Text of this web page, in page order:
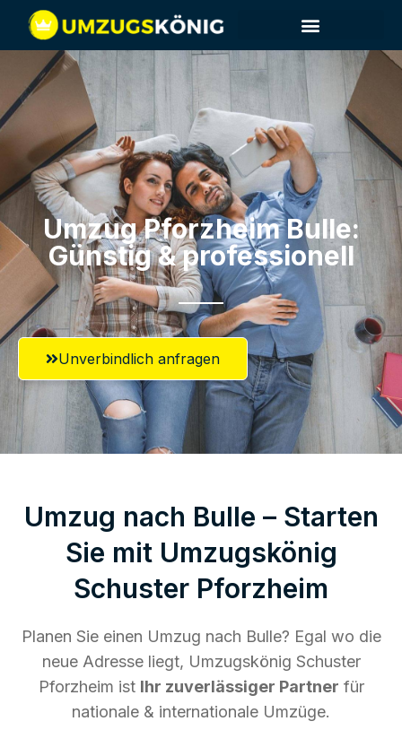
Umzug Pforzheim​ Bulle:
Günstig & professionell​
Unverbindlich anfragen
Umzug nach Bulle – Starten
Sie mit Umzugskönig
Schuster Pforzheim
Planen Sie einen Umzug nach Bulle? Egal wo die
neue Adresse liegt, Umzugskönig Schuster
Pforzheim ist Ihr zuverlässiger Partner für
nationale & internationale Umzüge.